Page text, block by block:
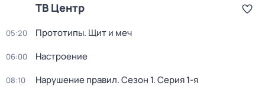
ТВ Центр
05:20 Прототипы. Щит и меч
06:00 Настроение
08:10 Нарушение правил. Сезон 1. Серия 1-я